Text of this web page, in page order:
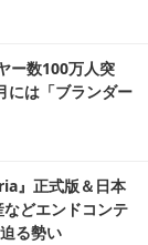
ー数100万人突
には「ブランダー
』正式版＆日本
どエンドコンテ
る勢い